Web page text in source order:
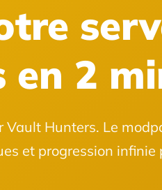
en 2
Vault Hunters. Le
et progression infinie